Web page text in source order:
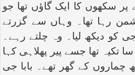
سکھوں کا ایک گاؤں تھا جو
رہا تھا۔ وہاں سے گزرتے
کو دیکھ لیا۔ وہ چلتے رہے۔
تکیہ تھا جسے پیر پھلاہی کہا
چماروں کے گھر تھے۔ بابا جی